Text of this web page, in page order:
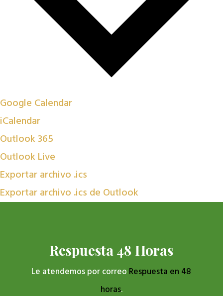
Google Calendar
iCalendar
Outlook 365
Outlook Live
Exportar archivo .ics
Exportar archivo .ics de Outlook
Respuesta 48 Horas
Le atendemos por correo Respuesta en 48
horas.